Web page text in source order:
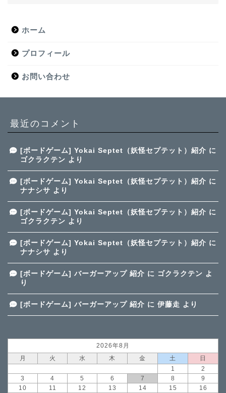
ホーム
プロフィール
お問い合わせ
最近のコメント
[ボードゲーム] Yokai Septet（妖怪セプテット）紹介 に
ゴクラクテン より
[ボードゲーム] Yokai Septet（妖怪セプテット）紹介 に
ナナシサ より
[ボードゲーム] Yokai Septet（妖怪セプテット）紹介 に
ゴクラクテン より
[ボードゲーム] Yokai Septet（妖怪セプテット）紹介 に
ナナシサ より
[ボードゲーム] バーガーアップ 紹介 に ゴクラクテン よ
り
[ボードゲーム] バーガーアップ 紹介 に 伊藤走 より
2026年8月
月
火 水 木 金 土
日
1
2
3
4 5 6 7 8
9
10
11 12 13 14 15 16